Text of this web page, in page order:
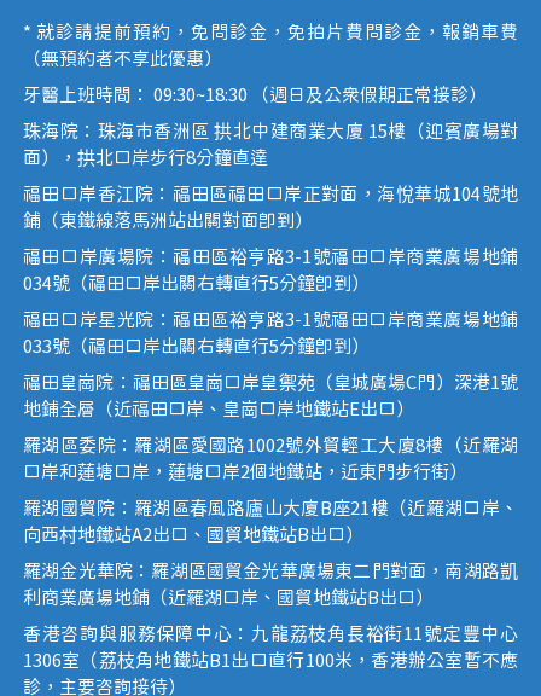
* 就診請提前預約，免問診金，免拍片費問診金，報銷車費
（無預約者不享此優惠）
牙醫上班時間： 09:30~18:30 （週日及公眾假期正常接診）
珠海院：珠海市香洲區 拱北中建商業大廈 15樓（迎賓廣場對
面），拱北口岸步行8分鐘直達
福田口岸香江院：福田區福田口岸正對面，海悅華城104號地
鋪（東鐵線落馬洲站出關對面即到）
福田口岸廣場院：福田區裕亨路3-1號福田口岸商業廣場地鋪
034號（福田口岸出關右轉直行5分鐘即到）
福田口岸星光院：福田區裕亨路3-1號福田口岸商業廣場地鋪
033號（福田口岸出關右轉直行5分鐘即到）
福田皇崗院：福田區皇崗口岸皇禦苑（皇城廣場C門）深港1號
地鋪全層（近福田口岸、皇崗口岸地鐵站E出口）
羅湖區委院：羅湖區愛國路1002號外貿輕工大廈8樓（近羅湖
口岸和蓮塘口岸，蓮塘口岸2個地鐵站，近東門步行街）
羅湖國貿院：羅湖區春風路廬山大廈B座21樓（近羅湖口岸、
向西村地鐵站A2出口、國貿地鐵站B出口）
羅湖金光華院：羅湖區國貿金光華廣場東二門對面，南湖路凱
利商業廣場地鋪（近羅湖口岸、國貿地鐵站B出口）
香港咨詢與服務保障中心：九龍荔枝角長裕街11號定豐中心
1306室（荔枝角地鐵站B1出口直行100米，香港辦公室暫不應
診，主要咨詢接待）